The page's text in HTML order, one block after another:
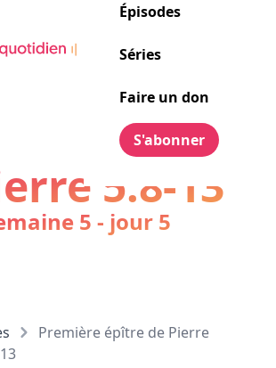
Épisodes
Séries
Faire un don
S'abonner
5.8-13
5 - jour 5
Première épître de Pierre